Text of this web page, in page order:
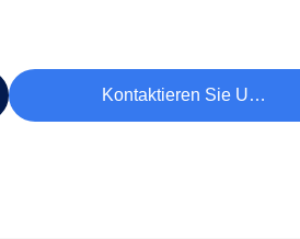
Kontaktieren Sie Uns Jetzt